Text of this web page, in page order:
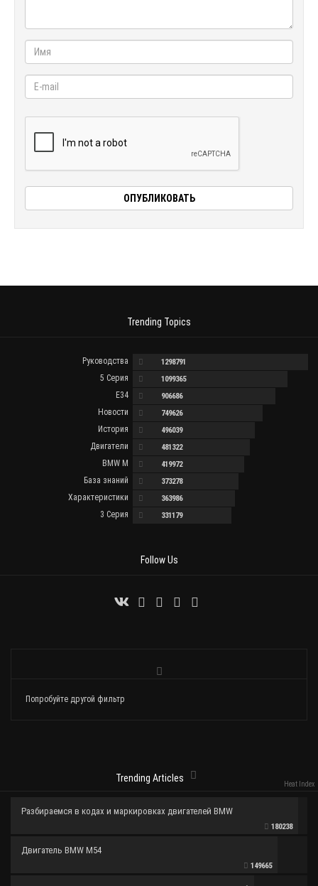
Trending Topics
Руководства 1298791
5 Серия 1099365
E34 906686
Новости 749626
История 496039
Двигатели 481322
BMW M 419972
База знаний 373278
Характеристики 363986
3 Серия 331179
Follow Us
Попробуйте другой фильтр
Trending Articles
Heat Index
Разбираемся в кодах и маркировках двигателей BMW
180238
Двигатель BMW M54
149665